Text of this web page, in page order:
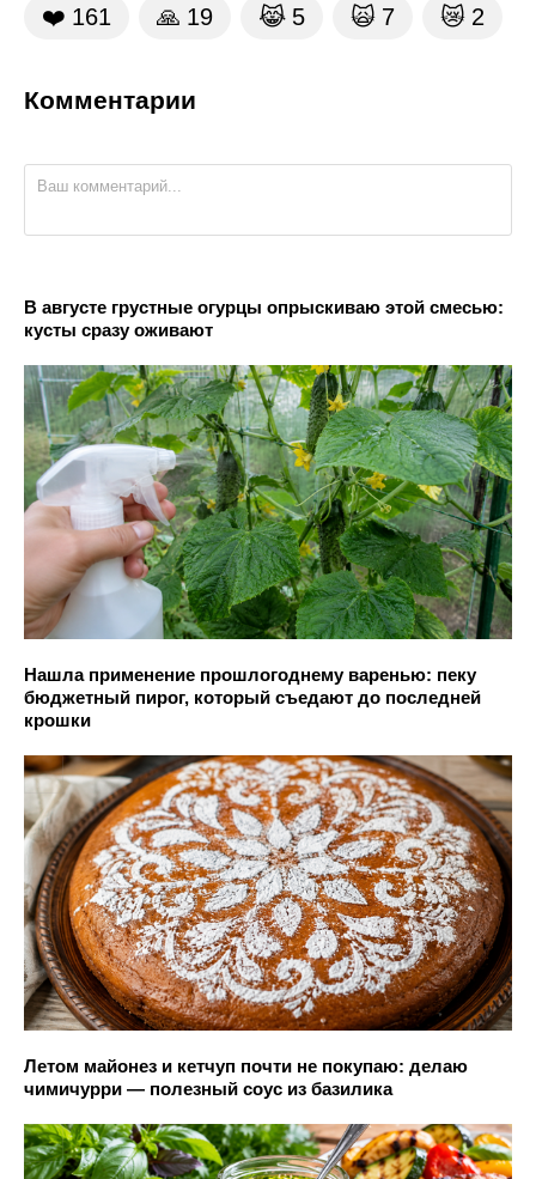
❤️ 161 🙏 19 😹 5 🙀 7 😿 2
Комментарии
В августе грустные огурцы опрыскиваю этой смесью:
кусты сразу оживают
Нашла применение прошлогоднему варенью: пеку
бюджетный пирог, который съедают до последней
крошки
Летом майонез и кетчуп почти не покупаю: делаю
чимичурри — полезный соус из базилика